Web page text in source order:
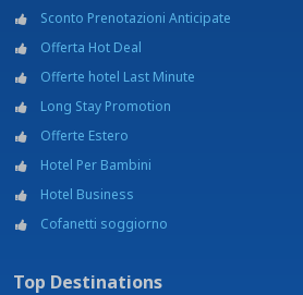
Sconto Prenotazioni Anticipate
Offerta Hot Deal
Offerte hotel Last Minute
Long Stay Promotion
Offerte Estero
Hotel Per Bambini
Hotel Business
Cofanetti soggiorno
Top Destinations